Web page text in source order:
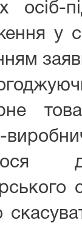
осіб-
у